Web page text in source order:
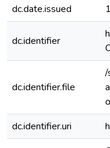
dc.date.issued
dc.identifier
dc.identifier.file
/
dc.identifier.uri